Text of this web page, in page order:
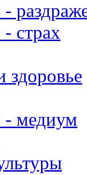
страх
здоровье
- медиум